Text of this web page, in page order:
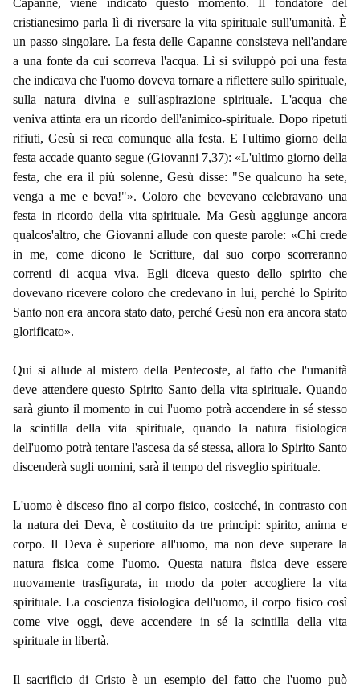
Capanne, viene indicato questo momento. Il fondatore del
cristianesimo parla lì di riversare la vita spirituale sull'umanità. È
un passo singolare. La festa delle Capanne consisteva nell'andare
a una fonte da cui scorreva l'acqua. Lì si sviluppò poi una festa
che indicava che l'uomo doveva tornare a riflettere sullo spirituale,
sulla natura divina e sull'aspirazione spirituale. L'acqua che
veniva attinta era un ricordo dell'animico-spirituale. Dopo ripetuti
rifiuti, Gesù si reca comunque alla festa. E l'ultimo giorno della
festa accade quanto segue (Giovanni 7,37): «L'ultimo giorno della
festa, che era il più solenne, Gesù disse: "Se qualcuno ha sete,
venga a me e beva!"». Coloro che bevevano celebravano una
festa in ricordo della vita spirituale. Ma Gesù aggiunge ancora
qualcos'altro, che Giovanni allude con queste parole: «Chi crede
in me, come dicono le Scritture, dal suo corpo scorreranno
correnti di acqua viva. Egli diceva questo dello spirito che
dovevano ricevere coloro che credevano in lui, perché lo Spirito
Santo non era ancora stato dato, perché Gesù non era ancora stato
glorificato».
Qui si allude al mistero della Pentecoste, al fatto che l'umanità
deve attendere questo Spirito Santo della vita spirituale. Quando
sarà giunto il momento in cui l'uomo potrà accendere in sé stesso
la scintilla della vita spirituale, quando la natura fisiologica
dell'uomo potrà tentare l'ascesa da sé stessa, allora lo Spirito Santo
discenderà sugli uomini, sarà il tempo del risveglio spirituale.
L'uomo è disceso fino al corpo fisico, cosicché, in contrasto con
la natura dei Deva, è costituito da tre principi: spirito, anima e
corpo. Il Deva è superiore all'uomo, ma non deve superare la
natura fisica come l'uomo. Questa natura fisica deve essere
nuovamente trasfigurata, in modo da poter accogliere la vita
spirituale. La coscienza fisiologica dell'uomo, il corpo fisico così
come vive oggi, deve accendere in sé la scintilla della vita
spirituale in libertà.
Il sacrificio di Cristo è un esempio del fatto che l'uomo può